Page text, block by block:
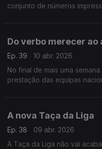
conjunto de números
Do verbo merecer
Ep. 39
10 abr. 2026
No final de mais uma
prestação das equipas
A nova Taça da Liga
Ep. 38
09 abr. 2026
A Taça da Liga não vai